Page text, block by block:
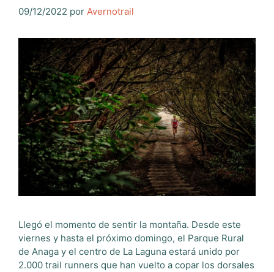
09/12/2022 por Avernotrail
Llegó el momento de sentir la montaña. Desde este
viernes y hasta el próximo domingo, el Parque Rural
de Anaga y el centro de La Laguna estará unido por
2.000 trail runners que han vuelto a copar los dorsales